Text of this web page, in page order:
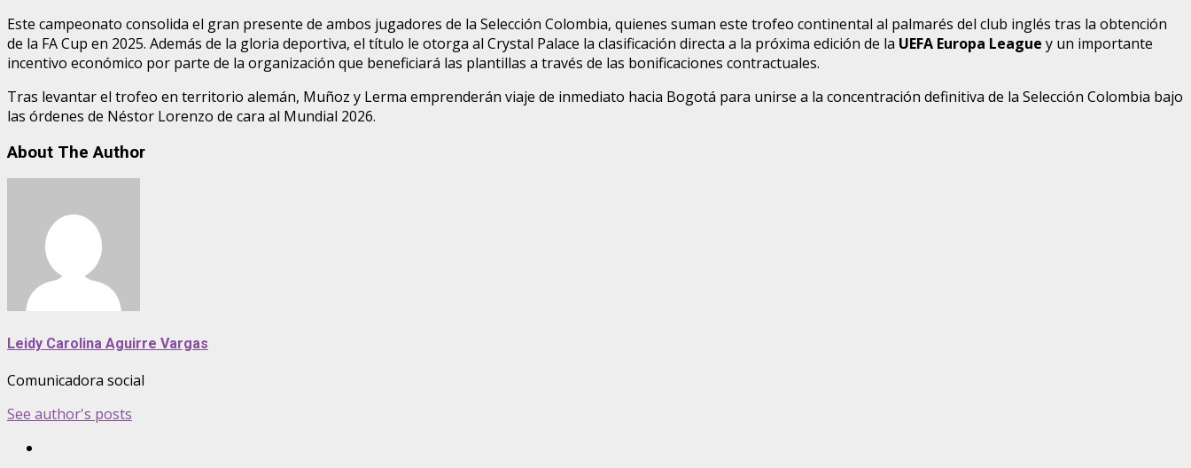
Este campeonato consolida el gran presente de ambos jugadores de la Selección Colombia, quienes suman este trofeo continental al palmarés del club inglés tras la obtención
de la FA Cup en 2025. Además de la gloria deportiva, el título le otorga al Crystal Palace la clasificación directa a la próxima edición de la UEFA Europa League y un importante
incentivo económico por parte de la organización que beneficiará las plantillas a través de las bonificaciones contractuales.
Tras levantar el trofeo en territorio alemán, Muñoz y Lerma emprenderán viaje de inmediato hacia Bogotá para unirse a la concentración definitiva de la Selección Colombia bajo
las órdenes de Néstor Lorenzo de cara al Mundial 2026.
About The Author
Leidy Carolina Aguirre Vargas
Comunicadora social
See author's posts